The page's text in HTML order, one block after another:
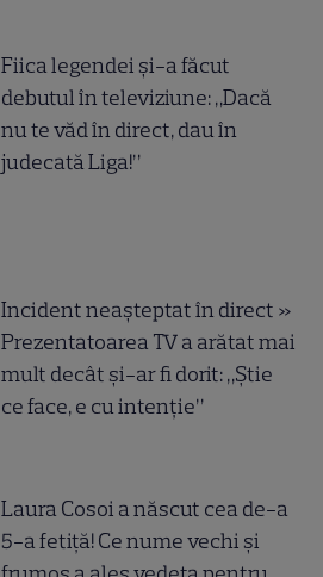
Fiica legendei și-a făcut
debutul în televiziune: „Dacă
nu te văd în direct, dau în
judecată Liga!”
Incident neașteptat în direct »
Prezentatoarea TV a arătat mai
mult decât și-ar fi dorit: „Știe
ce face, e cu intenție”
Laura Cosoi a născut cea de-a
5-a fetiță! Ce nume vechi și